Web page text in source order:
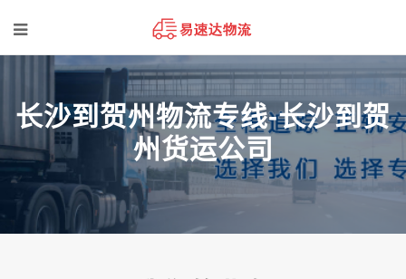
长沙到贺州物流专线-长沙到贺
州货运公司